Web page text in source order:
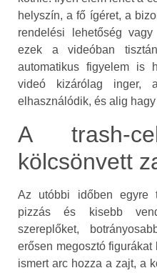
helyszín, a fő ígéret, a
rendelési lehetőség
ezek a videóban
automatikus figyelem is
videó kizárólag inger,
elhasználódik, és alig
A trash-
kölcsönvett
Az utóbbi időben egyre
pizzás és kisebb
szereplőket,
erősen megosztó figurákat
ismert arc hozza a zajt, a